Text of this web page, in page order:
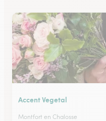
Accent Vegetal
Montfort en Chalosse